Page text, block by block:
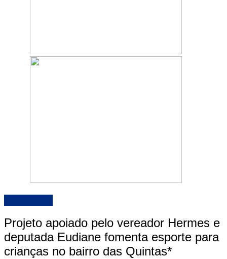
Projeto apoiado pelo vereador Hermes e
deputada Eudiane fomenta esporte para
crianças no bairro das Quintas*